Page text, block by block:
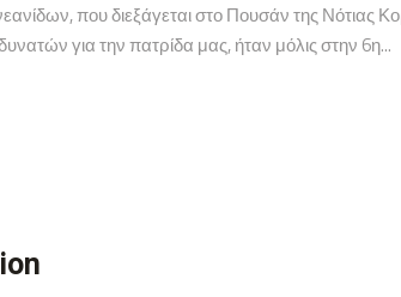
που διεξάγεται στο Πουσάν της Νότιας
για την πατρίδα μας, ήταν μόλις στην 6η...